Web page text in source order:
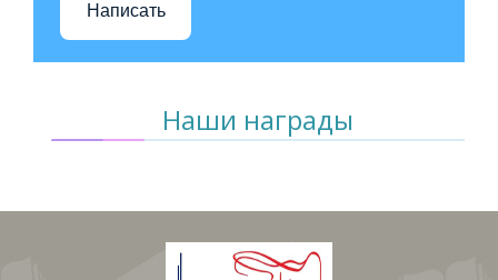
Написать
Наши награды